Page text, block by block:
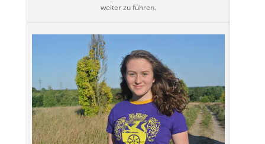
weiter zu führen.